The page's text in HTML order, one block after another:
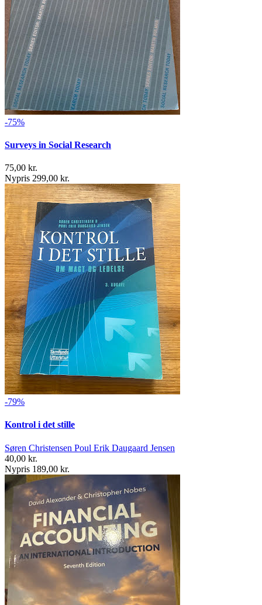
-75%
Surveys in Social Research
75,00 kr.
Nypris 299,00 kr.
-79%
Kontrol i det stille
Søren Christensen Poul Erik Daugaard Jensen
40,00 kr.
Nypris 189,00 kr.